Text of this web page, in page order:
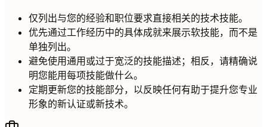
仅列出与您的经验和职位要求直接相关的技术技能。
优先通过工作经历中的具体成就来展示软技能，而不是
单独列出。
避免使用通用或过于宽泛的技能描述；相反，请精确说
明您能用每项技能做什么。
定期更新您的技能部分，以反映任何有助于提升您专业
形象的新认证或新技术。